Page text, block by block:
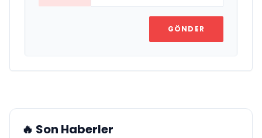
GÖNDER
🔥 Son Haberler